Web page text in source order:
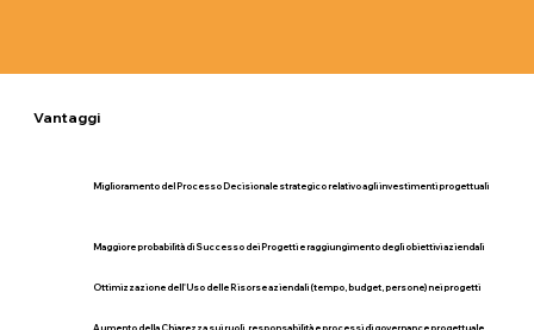
Miglioramento del Processo Decisionale strategico relativo agli investimenti progettuali
Maggiore probabilità di Successo dei Progetti e raggiungimento degli obiettivi aziendali
Ottimizzazione dell'Uso delle Risorse aziendali (tempo, budget, persone) nei progetti
Aumento della Chiarezza sui ruoli, responsabilità e processi di governance progettuale
Vantaggi